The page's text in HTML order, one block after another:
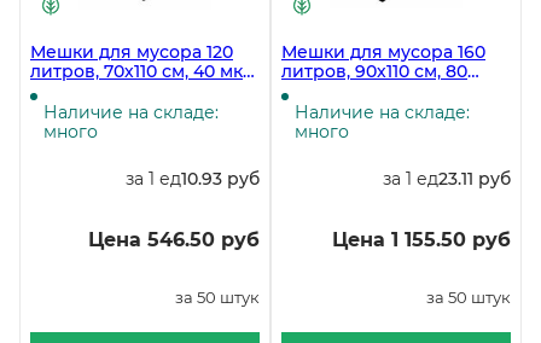
Мешки для мусора 120
литров, 70х110 см, 40 мкм,
черные, 50 штук в
рулоне, 200 рулонов в
коробке
Наличие на складе:
много
за 1 ед10.93 руб
Цена 546.50 руб
за 50 штук
Мешки для мусора 160
литров, 90х110 см, 80
мкм, черные, 50 штук в
рулоне
Наличие на складе:
много
за 1 ед23.11 руб
Цена 1 155.50 руб
за 50 штук